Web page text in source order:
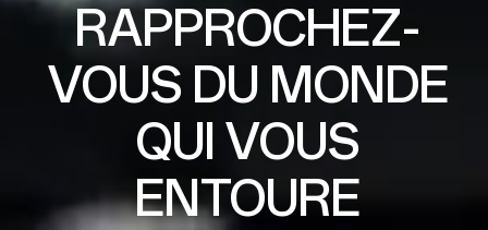
RAPPROCHEZ-
VOUS DU MONDE
QUI VOUS
ENTOURE